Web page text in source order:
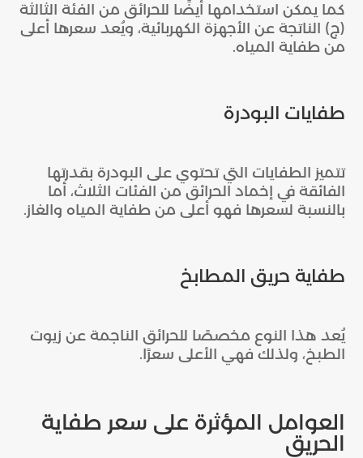
كما يمكن استخدامها أيضًا للحرائق من الفئة الثالثة
(ج) الناتجة عن الأجهزة الكهربائية، ويُعد سعرها أعلى
من طفاية المياه.
طفايات البودرة
تتميز الطفايات التي تحتوي على البودرة بقدرتها
الفائقة في إخماد الحرائق من الفئات الثلاث، أما
بالنسبة لسعرها فهو أعلى من طفاية المياه والغاز.
طفاية حريق المطابخ
يُعد هذا النوع مخصصًا للحرائق الناجمة عن زيوت
الطبخ، ولذلك فهي الأعلى سعرًا.
العوامل المؤثرة على سعر طفاية
الحريق